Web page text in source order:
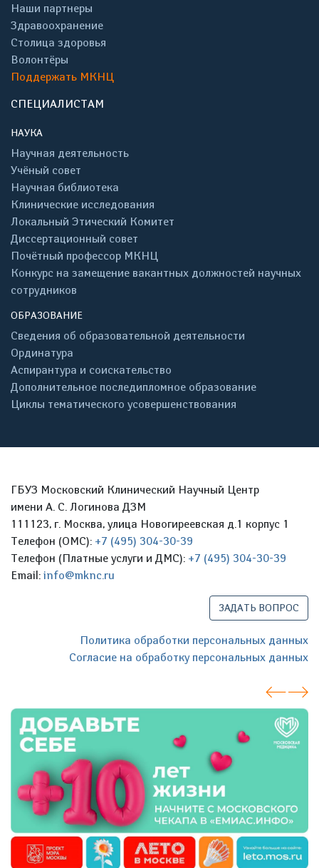
Наши партнеры
Здравоохранение
Столица здоровья
Волонтёры
Поддержать МКНЦ
СПЕЦИАЛИСТАМ
НАУКА
Научная деятельность
Учёный совет
Научная библиотека
Клинические исследования
Локальный Этический Комитет
Диссертационный совет
Почётный профессор МКНЦ
Конкурс на замещение вакантных должностей научных
сотрудников
ОБРАЗОВАНИЕ
Сведения об образовательной деятельности
Ординатура
Аспирантура и соискательство
Дополнительное последипломное образование
Циклы тематического усовершенствования
ГБУЗ Московский Клинический Научный Центр
имени А. С. Логинова ДЗМ
111123, г. Москва, улица Новогиреевская д.1 корпус 1
Телефон (ОМС): +7 (495) 304-30-39
Телефон (Платные услуги и ДМС): +7 (495) 304-30-39
Email: info@mknc.ru
ЗАДАТЬ ВОПРОС
Политика обработки персональных данных
Согласие на обработку персональных данных